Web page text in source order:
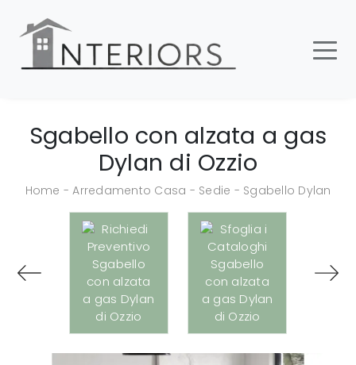
Sgabello con alzata a gas
Dylan di Ozzio
Home -Arredamento Casa - Sedie - Sgabello Dylan